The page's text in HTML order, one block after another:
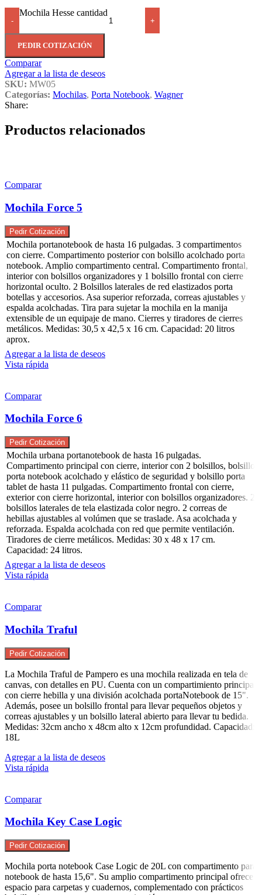
-
Mochila Hesse cantidad
+
PEDIR COTIZACIÓN
Comparar
Agregar a la lista de deseos
SKU: MW05
Categorías: Mochilas, Porta Notebook, Wagner
Share:
Productos relacionados
Comparar
Mochila Force 5
Pedir Cotización
Mochila portanotebook de hasta 16 pulgadas. 3 compartimentos
con cierre. Compartimento posterior con bolsillo acolchado porta
notebook. Amplio compartimento central. Compartimento frontal,
interior con bolsillos organizadores y 1 bolsillo frontal con cierre
horizontal oculto. 2 Bolsillos laterales de red elastizados porta
botellas y accesorios. Asa superior reforzada, correas ajustables y
espalda acolchadas. Tira para sujetar la mochila en la manija
extensible de un equipaje de mano. Cierres y tiradores de cierres
metálicos. Medidas: 30,5 x 42,5 x 16 cm. Capacidad: 20 litros
aprox.
Agregar a la lista de deseos
Vista rápida
Comparar
Mochila Force 6
Pedir Cotización
Mochila urbana portanotebook de hasta 16 pulgadas.
Compartimento principal con cierre, interior con 2 bolsillos, bolsillo
porta notebook acolchado y elástico de seguridad y bolsillo porta
tablet de hasta 11 pulgadas. Compartimento frontal con cierre,
exterior con cierre horizontal, interior con bolsillos organizadores. 2
bolsillos laterales de tela elastizada color negro. 2 correas de
hebillas ajustables al volúmen que se traslade. Asa acolchada y
reforzada. Espalda acolchada con red que permite ventilación.
Tiradores de cierre metálicos. Medidas: 30 x 48 x 17 cm.
Capacidad: 24 litros.
Agregar a la lista de deseos
Vista rápida
Comparar
Mochila Traful
Pedir Cotización
La Mochila Traful de Pampero es una mochila realizada en tela de
canvas, con detalles en PU. Cuenta con un compartimiento principal
con cierre hebilla y una división acolchada portaNotebook de 15".
Además, posee un bolsillo frontal para llevar pequeños objetos y
correas ajustables y un bolsillo lateral abierto para llevar tu bedida.
Medidas: 32cm ancho x 48cm alto x 12cm profundidad. Capacidad:
18L
Agregar a la lista de deseos
Vista rápida
Comparar
Mochila Key Case Logic
Pedir Cotización
Mochila porta notebook Case Logic de 20L con compartimento para
notebook de hasta 15,6". Su amplio compartimento principal ofrece
espacio para carpetas y cuadernos, complementado con prácticos